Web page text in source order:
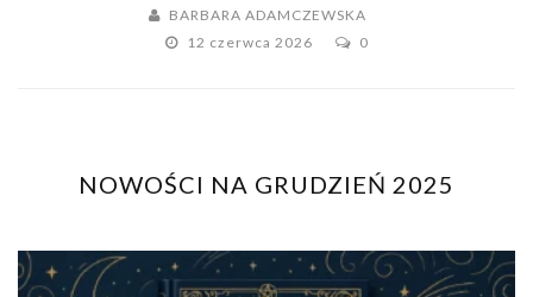
BARBARA ADAMCZEWSKA
12 czerwca 2026
0
NOWOŚCI NA GRUDZIEŃ 2025